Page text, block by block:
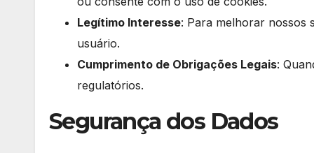
Legítimo Interesse: Para melhorar nossos
usuário.
Cumprimento de Obrigações Legais:
regulatórios.
Segurança dos Dados